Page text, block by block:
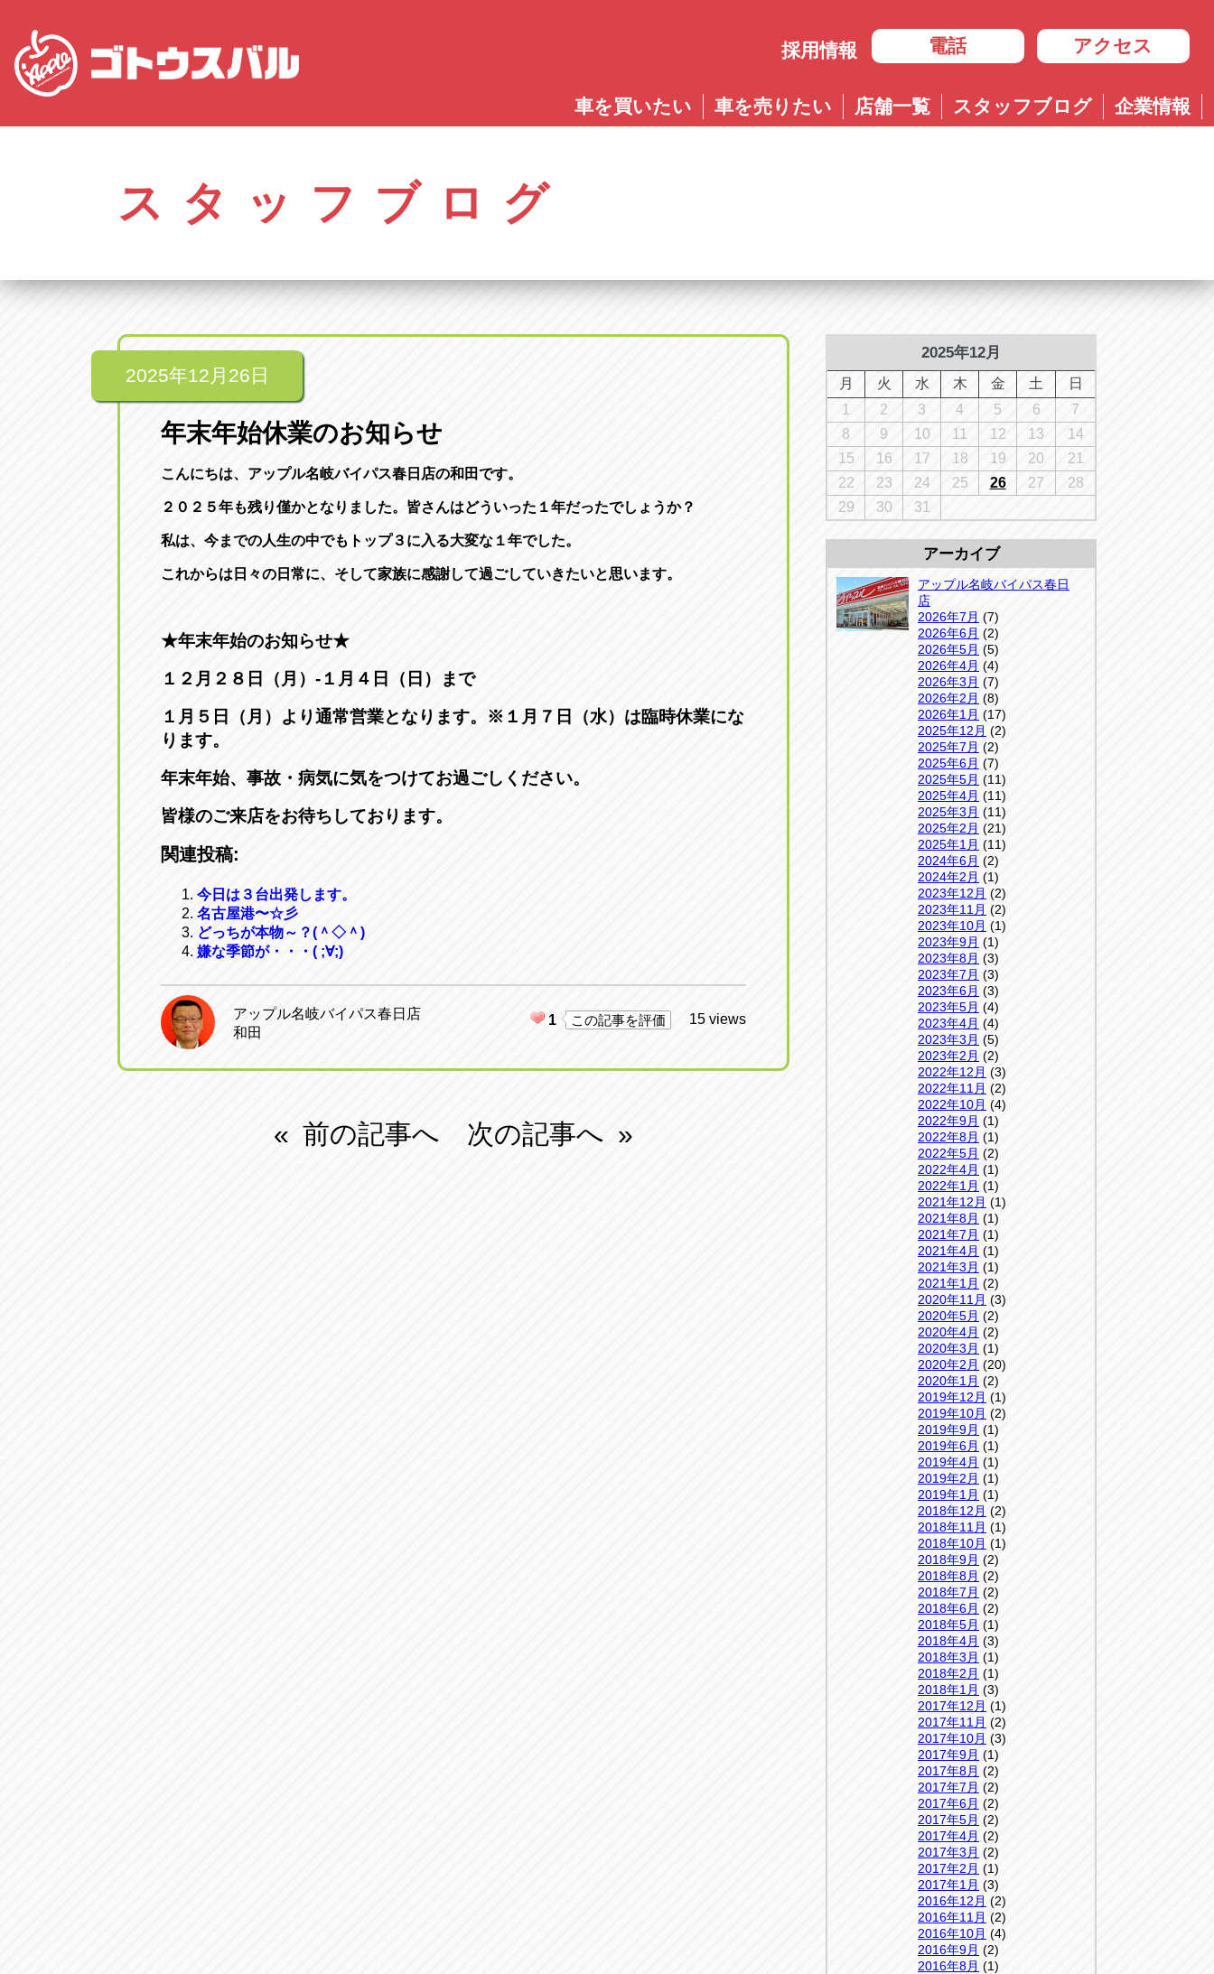
採用情報 電話
愛知
アップル春日井中央店
0568-56-0001
アップル瀬戸店
岐阜
058-379-0525
アップル大垣IC南店
0584-87-0200
059-331-6054
千葉
アップルかしわ沼南店
04-7190-1500
アクセス
アップル春日井中央店
愛知県春日井市柏井町4-43-1
アップル一宮22号店
アップル春日井店
アップル碧南店
愛知県碧南市立山町4-32-1
アップル小牧店
アップル尾張旭店
愛知県尾張旭市印場元町5-2-8
オートフレンド
岐阜
アップル恵那店
アップル各務原店
岐阜県各務原市各務おがせ町9-206-1
トラック市四日市店
三重県四日市市午起3丁目1番3号
アップル世田谷店
東京都世田谷区若林5-1-10
千葉
車を買いたい 車を売りたい 店舗一覧 スタッフブログ 企業情報
スタッフブログ
2025年12月26日
年末年始休業のお知らせ
こんにちは、アップル名岐バイパス春日店の和田です。
２０２５年も残り僅かとなりました。皆さんはどういった１年だったでしょうか？
私は、今までの人生の中でもトップ３に入る大変な１年でした。
これからは日々の日常に、そして家族に感謝して過ごしていきたいと思います。
★年末年始のお知らせ★
１２月２８日（月）-１月４日（日）まで
１月５日（月）より通常営業となります。※１月７日（水）は臨時休業にな
ります。
年末年始、事故・病気に気をつけてお過ごしください。
皆様のご来店をお待ちしております。
関連投稿:
今日は３台出発します。
名古屋港〜☆彡
どっちが本物～？(＾◇＾)
嫌な季節が・・・( ;∀;)
アップル名岐バイパス春日店
和田
1 この記事を評価 15 views
« 前の記事へ 次の記事へ »
2025年12月
月 火 水 木 金 土
日
1
2 3 4 5 6
7
8
9 10 11 12 13
14
15
16 17 18 19 20
21
22
23 24 25 26 27
28
29
30 31
アーカイブ
アップル名岐バイパス春日
店
2026年7月 (7)
2026年6月 (2)
2026年5月 (5)
2026年4月 (4)
2026年3月 (7)
2026年2月 (8)
2026年1月 (17)
2025年12月 (2)
2025年7月 (2)
2025年6月 (7)
2025年5月 (11)
2025年4月 (11)
2025年3月 (11)
2025年2月 (21)
2025年1月 (11)
2024年6月 (2)
2024年2月 (1)
2023年12月 (2)
2023年11月 (2)
2023年10月 (1)
2023年9月 (1)
2023年8月 (3)
2023年7月 (3)
2023年6月 (3)
2023年5月 (4)
2023年4月 (4)
2023年3月 (5)
2023年2月 (2)
2022年12月 (3)
2022年11月 (2)
2022年10月 (4)
2022年9月 (1)
2022年8月 (1)
2022年5月 (2)
2022年4月 (1)
2022年1月 (1)
2021年12月 (1)
2021年8月 (1)
2021年7月 (1)
2021年4月 (1)
2021年3月 (1)
2021年1月 (2)
2020年11月 (3)
2020年5月 (2)
2020年4月 (2)
2020年3月 (1)
2020年2月 (20)
2020年1月 (2)
2019年12月 (1)
2019年10月 (2)
2019年9月 (1)
2019年6月 (1)
2019年4月 (1)
2019年2月 (1)
2019年1月 (1)
2018年12月 (2)
2018年11月 (1)
2018年10月 (1)
2018年9月 (2)
2018年8月 (2)
2018年7月 (2)
2018年6月 (2)
2018年5月 (1)
2018年4月 (3)
2018年3月 (1)
2018年2月 (1)
2018年1月 (3)
2017年12月 (1)
2017年11月 (2)
2017年10月 (3)
2017年9月 (1)
2017年8月 (2)
2017年7月 (2)
2017年6月 (2)
2017年5月 (2)
2017年4月 (2)
2017年3月 (2)
2017年2月 (1)
2017年1月 (3)
2016年12月 (2)
2016年11月 (2)
2016年10月 (4)
2016年9月 (2)
2016年8月 (1)